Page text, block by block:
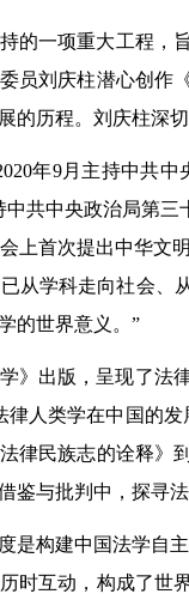
的一项重大工程，
员刘庆柱潜心创
历程。刘庆柱深
年9月主持中共
共中央政治局第
上首次提出中华文
从学科走向社会、
的世界意义。”
》出版，呈现了
人类学在中国的
民族志的诠释》
鉴与批判中，探寻
是构建中国法学自
时互动，构成了